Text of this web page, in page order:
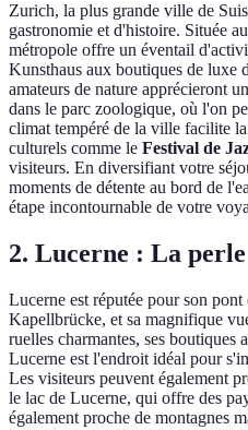
Zurich, la plus grande ville de
gastronomie et d'histoire. Située
métropole offre un éventail
Kunsthaus aux boutiques de luxe
amateurs de nature apprécieront
dans le parc zoologique, où l'on
climat tempéré de la ville facilite
culturels comme le Festival de
visiteurs. En diversifiant votre
moments de détente au bord de
étape incontournable de votre
2. Lucerne : La perle
Lucerne est réputée pour son
Kapellbrücke, et sa magnifique
ruelles charmantes, ses boutiques
Lucerne est l'endroit idéal pour
Les visiteurs peuvent également
le lac de Lucerne, qui offre des
également proche de montagnes